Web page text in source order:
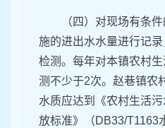
（四）对现场有条
施的进出水水量进行记
检测。每年对本镇农村
测不少于2次。赵巷镇农
水质应达到《农村生活
放标准》（DB33/T1163